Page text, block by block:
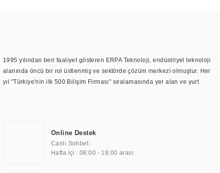
1995 yılından beri faaliyet gösteren ERPA Teknoloji, endüstriyel teknoloji
alanında öncü bir rol üstlenmiş ve sektörde çözüm merkezi olmuştur. Her
yıl "Türkiye'nin ilk 500 Bilişim Firması" sıralamasında yer alan ve yurt
TOCHI markası altında kendi ürettiği ürünlerde kullanmıştır. Günümüzde
TOCHI; videowall, digital signage, kiosk, totem, akıllı durak ekranı, araç içi
ekran, asansör ekranı, digital menüboard, marin ekran, medikal ekran,
Online Destek
Canlı Sohbet
Hafta içi : 08:00 - 18:00 arası